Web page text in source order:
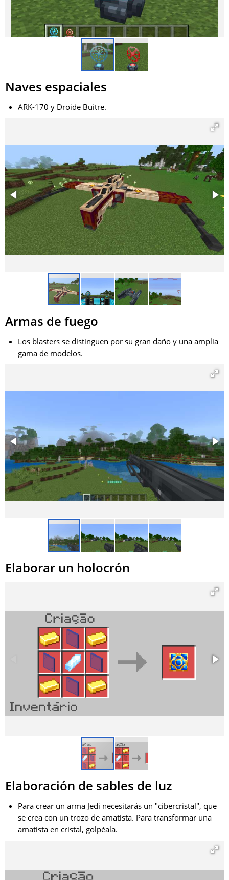
Naves espaciales
ARK-170 y Droide Buitre.
Armas de fuego
Los blasters se distinguen por su gran daño y una amplia
gama de modelos.
Elaborar un holocrón
Elaboración de sables de luz
Para crear un arma Jedi necesitarás un "cibercristal", que
se crea con un trozo de amatista. Para transformar una
amatista en cristal, golpéala.